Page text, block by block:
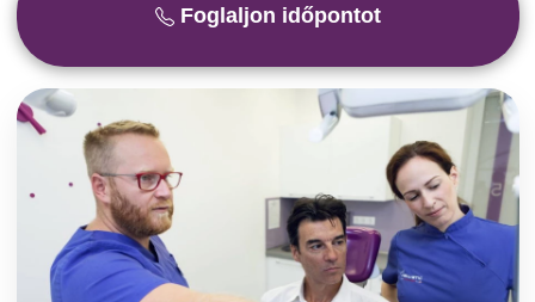
Foglaljon időpontot